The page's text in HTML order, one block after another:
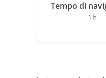
Tempo di
1h